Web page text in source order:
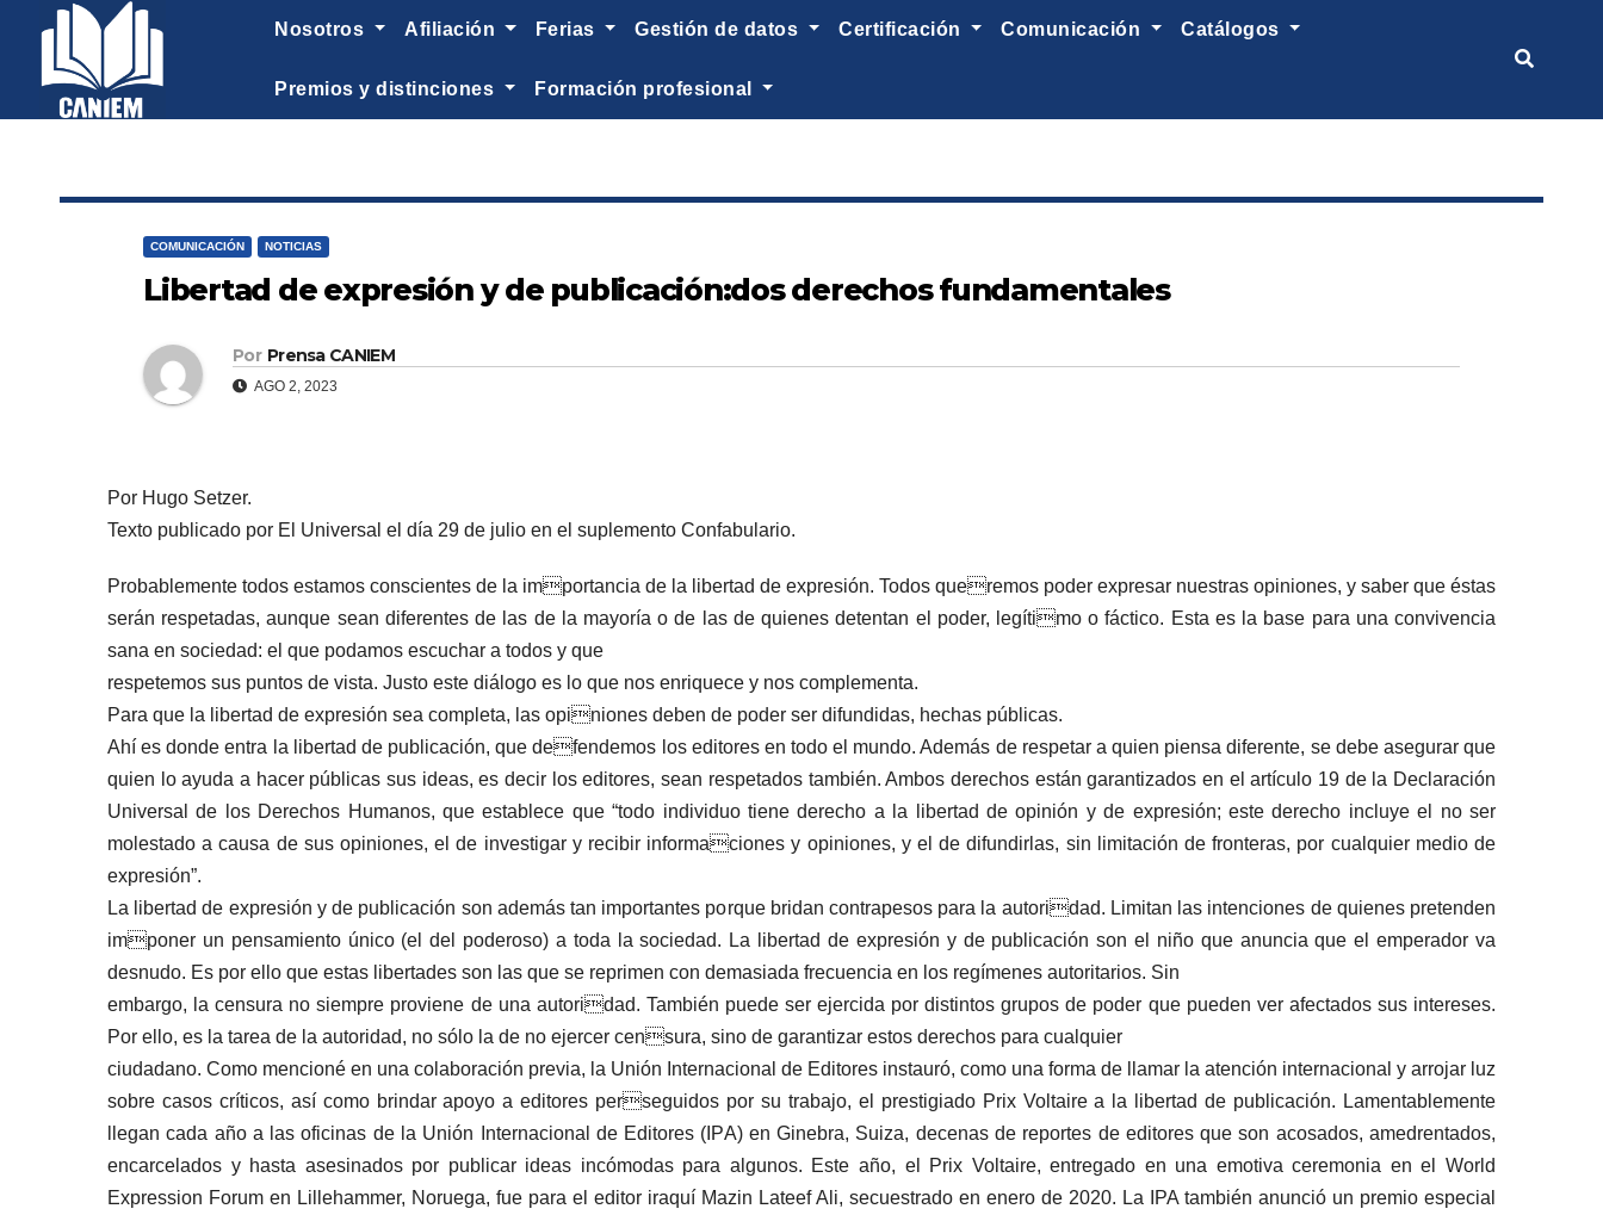
nosotros afiliación ferias gestión de datos certificación comunicación catálogos
premios y distinciones formación profesional
COMUNICACIÓN NOTICIAS
Libertad de expresión y de publicación:dos derechos fundamentales
Por Prensa CANIEM
AGO 2, 2023
Por Hugo Setzer.
Texto publicado por El Universal el día 29 de julio en el suplemento Confabulario.
Probablemente todos estamos conscientes de la importancia de la libertad de expresión. Todos queremos poder expresar nuestras opiniones, y saber que éstas
serán respetadas, aunque sean diferentes de las de la mayoría o de las de quienes detentan el poder, legítimo o fáctico. Esta es la base para una convivencia
sana en sociedad: el que podamos escuchar a todos y que
respetemos sus puntos de vista. Justo este diálogo es lo que nos enriquece y nos complementa.
Para que la libertad de expresión sea completa, las opiniones deben de poder ser difundidas, hechas públicas.
Ahí es donde entra la libertad de publicación, que defendemos los editores en todo el mundo. Además de respetar a quien piensa diferente, se debe asegurar que
quien lo ayuda a hacer públicas sus ideas, es decir los editores, sean respetados también. Ambos derechos están garantizados en el artículo 19 de la Declaración
Universal de los Derechos Humanos, que establece que “todo individuo tiene derecho a la libertad de opinión y de expresión; este derecho incluye el no ser
molestado a causa de sus opiniones, el de investigar y recibir informaciones y opiniones, y el de difundirlas, sin limitación de fronteras, por cualquier medio de
expresión”.
La libertad de expresión y de publicación son además tan importantes porque bridan contrapesos para la autoridad. Limitan las intenciones de quienes pretenden
imponer un pensamiento único (el del poderoso) a toda la sociedad. La libertad de expresión y de publicación son el niño que anuncia que el emperador va
desnudo. Es por ello que estas libertades son las que se reprimen con demasiada frecuencia en los regímenes autoritarios. Sin
embargo, la censura no siempre proviene de una autoridad. También puede ser ejercida por distintos grupos de poder que pueden ver afectados sus intereses.
Por ello, es la tarea de la autoridad, no sólo la de no ejercer censura, sino de garantizar estos derechos para cualquier
ciudadano. Como mencioné en una colaboración previa, la Unión Internacional de Editores instauró, como una forma de llamar la atención internacional y arrojar luz
sobre casos críticos, así como brindar apoyo a editores perseguidos por su trabajo, el prestigiado Prix Voltaire a la libertad de publicación. Lamentablemente
llegan cada año a las oficinas de la Unión Internacional de Editores (IPA) en Ginebra, Suiza, decenas de reportes de editores que son acosados, amedrentados,
encarcelados y hasta asesinados por publicar ideas incómodas para algunos. Este año, el Prix Voltaire, entregado en una emotiva ceremonia en el World
Expression Forum en Lillehammer, Noruega, fue para el editor iraquí Mazin Lateef Ali, secuestrado en enero de 2020. La IPA también anunció un premio especial